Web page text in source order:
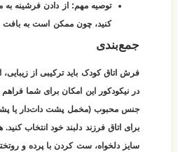
توصیه مهم: از دادن فرشینه
کنید، چون ممکن است به
جمع‌بندی
فرش اتاق کودک باید ترکیبی از
در نیکودکور این امکان برای شما
جنس محبوب (مخمل پشت دات‌دار یا
برای اتاق فرزند دلبند خود انتخاب
سایز دلخواه، ست کردن با پرده و